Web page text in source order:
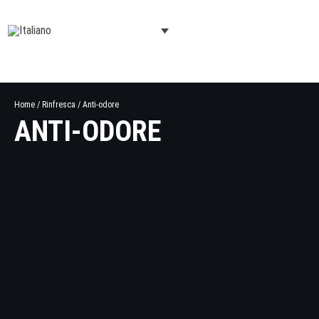
Home / Rinfresca / Anti-odore
ANTI-ODORE